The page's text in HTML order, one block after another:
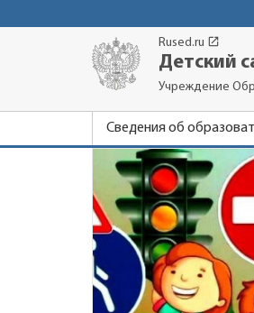
Rused.ru launch
Детский
Учреждение
Сведения об